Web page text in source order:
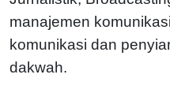
manajemen
komunikasi dan
dakwah.